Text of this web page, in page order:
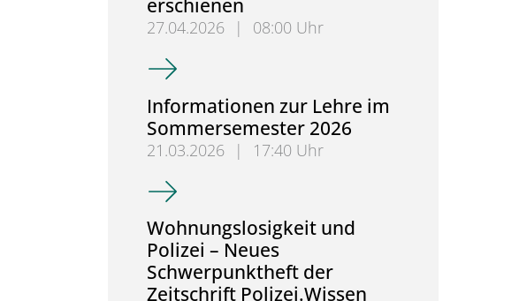
27.04.2026 |
08:00 Uhr
BuK-Jahresbericht 2025 erschienen
Informationen zur Lehre im
Sommersemester 2026
21.03.2026 |
17:40 Uhr
Informationen zur Lehre im Sommersemester 2026
Wohnungslosigkeit und
Polizei – Neues
Schwerpunktheft der
Zeitschrift Polizei.Wissen